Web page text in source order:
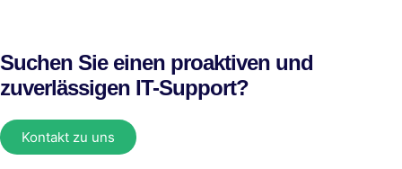
Suchen Sie einen proaktiven und
zuverlässigen IT-Support?
Kontakt zu uns